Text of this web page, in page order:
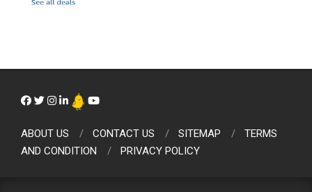
ABOUT US CONTACT US SITEMAP
TERMS
AND CONDITION
PRIVACY POLICY